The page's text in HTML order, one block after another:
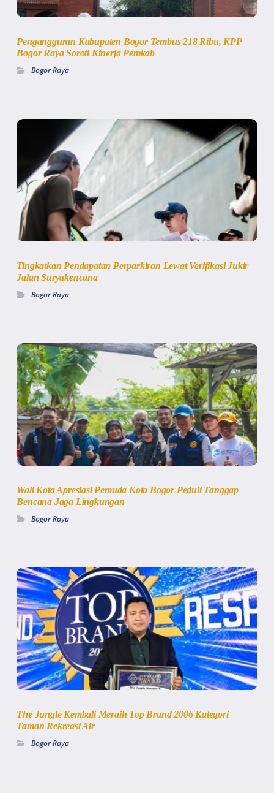
Pengangguran Kabupaten Bogor Tembus 218 Ribu, KPP
Bogor Raya Soroti Kinerja Pemkab
Bogor Raya
Tingkatkan Pendapatan Perparkiran Lewat Verifikasi Jukir
Jalan Suryakencana
Bogor Raya
Wali Kota Apresiasi Pemuda Kota Bogor Peduli Tanggap
Bencana Jaga Lingkungan
Bogor Raya
The Jungle Kembali Meraih Top Brand 2006 Kategori
Taman Rekreasi Air
Bogor Raya